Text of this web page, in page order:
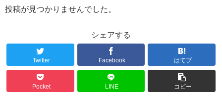
投稿が見つかりませんでした。
シェアする
Twitter Facebook はてブ
Pocket LINE コピー